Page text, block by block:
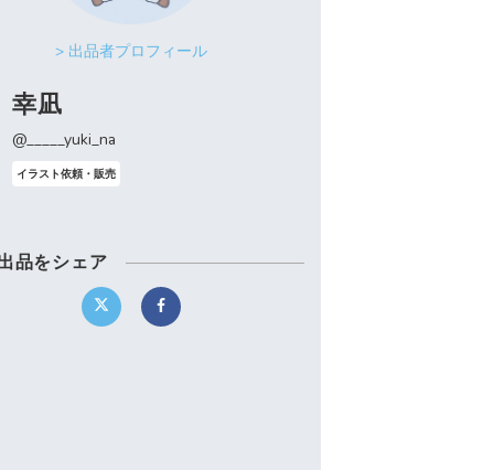
> 出品者プロフィール
幸凪
@_____yuki_na
イラスト依頼・販売
品をシェア